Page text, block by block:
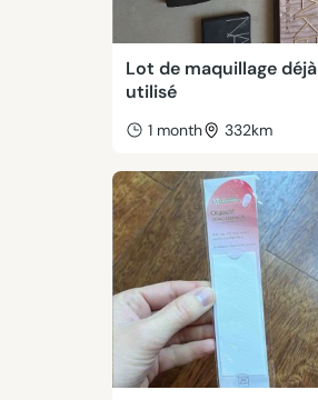
Lot de maquillage déjà
utilisé
1 month 332km